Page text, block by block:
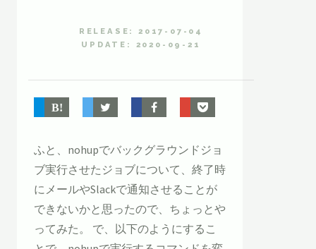
RELEASE: 2017-07-04
UPDATE: 2020-09-21
ふと、nohupでバックグラウンドジョ
ブ実行させたジョブについて、終了時
にメールやSlackで通知させることが
できないかと思ったので、ちょっとや
ってみた。 で、以下のようにするこ